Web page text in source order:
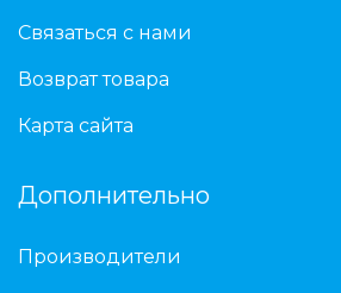
Связаться с нами
Возврат товара
Карта сайта
Дополнительно
Производители